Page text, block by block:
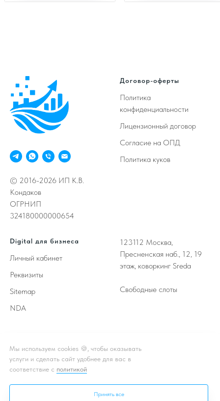
© 2016-2026 ИП К.В.
Кондаков
ОГРНИП
324180000000654
Договор-оферты
Политика
конфиденциальности
Лицензионный договор
Согласие на ОПД
Политика куков
Digital для бизнеса
Личный кабинет
Реквизиты
Sitemap
NDA
123112 Москва,
Пресненская наб., 12, 19
этаж, коворкинг Sreda
Свободные слоты
Принимаем к оплате
* - Подробная информация об акции, условиях, подробности в
Мы используем cookies 🍪, чтобы оказывать
услуги и сделать сайт удобнее для вас в
соответствие с политикой
Принять все